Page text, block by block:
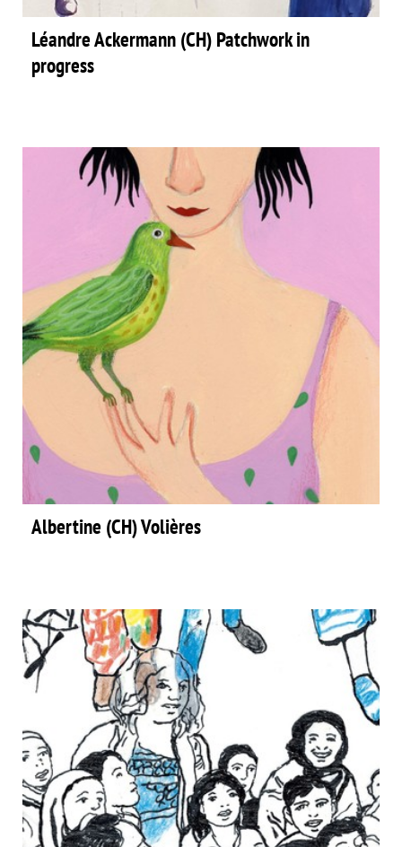
Léandre Ackermann (CH) Patchwork in
progress
Albertine (CH) Volières